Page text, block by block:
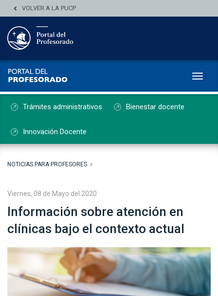
VOLVER A LA PUCP
Trámites administrativos Bienestar docente
Innovación Docente
NOTICIAS PARA PROFESORES
Viernes, 08 de Mayo del 2020
Información sobre atención en
clínicas bajo el contexto actual